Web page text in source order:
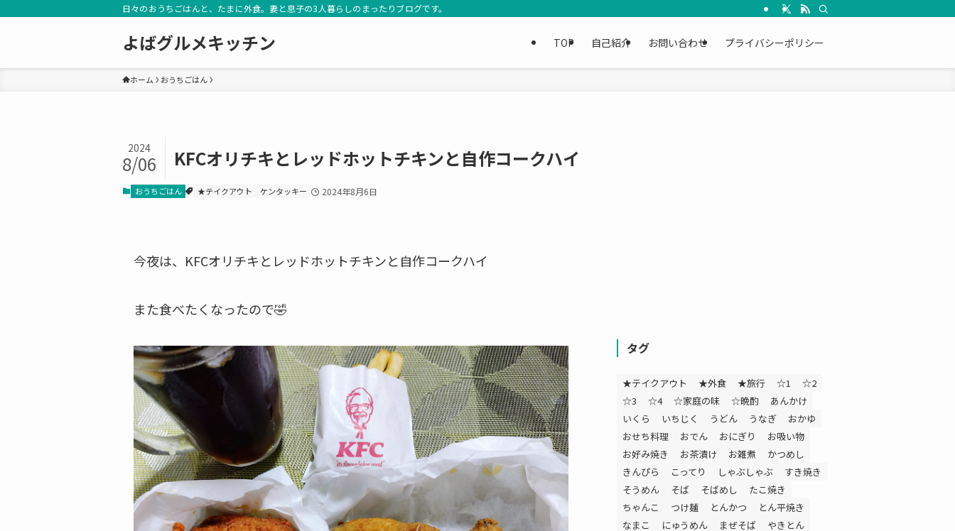
日々のおうちごはんと、たまに外食。妻と息子の3人暮らしのまったりブログです。
よばグルメキッチン TOP 自己紹介 お問い合わせ プライバシーポリシー
ホーム おうちごはん
KFCオリチキとレッドホットチキンと自作コークハイ
2024
8/06
おうちごはん ★テイクアウト ケンタッキー 2024年8月6日
今夜は、KFCオリチキとレッドホットチキンと自作コークハイ
また食べたくなったので🤣
タグ
★テイクアウト ★外食 ★旅行 ☆1
☆2
☆3
☆4 ☆家庭の味 ☆晩酌
あんかけ
いくら
いちじく うどん うなぎ
おかゆ
おせち料理
おでん おにぎり
お吸い物
お好み焼き
お茶漬け お雑煮
かつめし
きんぴら
こってり しゃぶしゃぶ
すき焼き
そうめん
そば そばめし
たこ焼き
ちゃんこ
つけ麺 とんかつ
とん平焼き
なまこ
にゅうめん まぜそば
やきとん